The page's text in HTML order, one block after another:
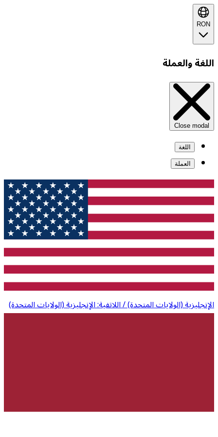
RON
اللغة والعملة
Close modal
اللغة
العملة
الإنجليزية (الولايات المتحدة) / اللاتفية: الإنجليزية (الولايات المتحدة)